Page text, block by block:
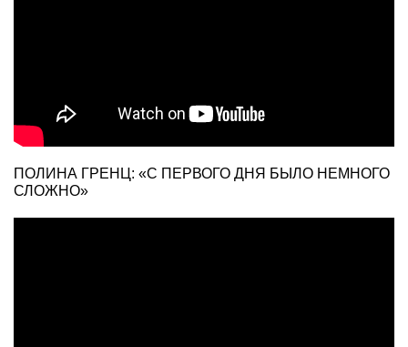
ПОЛИНА ГРЕНЦ: «С ПЕРВОГО ДНЯ БЫЛО НЕМНОГО
СЛОЖНО»